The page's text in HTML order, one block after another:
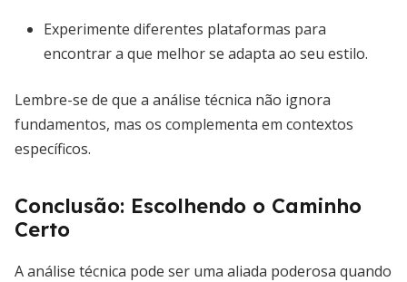
Experimente diferentes plataformas para
encontrar a que melhor se adapta ao seu estilo.
Lembre-se de que a análise técnica não ignora
fundamentos, mas os complementa em contextos
específicos.
Conclusão: Escolhendo o Caminho
Certo
A análise técnica pode ser uma aliada poderosa quando